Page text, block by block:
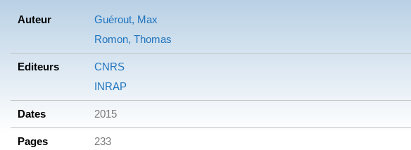
Auteur
Guérout, Max
Romon, Thomas
Editeurs
CNRS
INRAP
Dates 2015
Pages 233